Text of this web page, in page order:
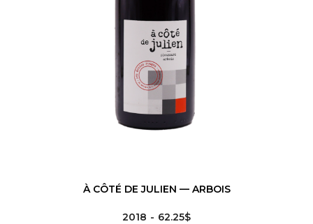
À CÔTÉ DE JULIEN — ARBOIS
2018 62.25$